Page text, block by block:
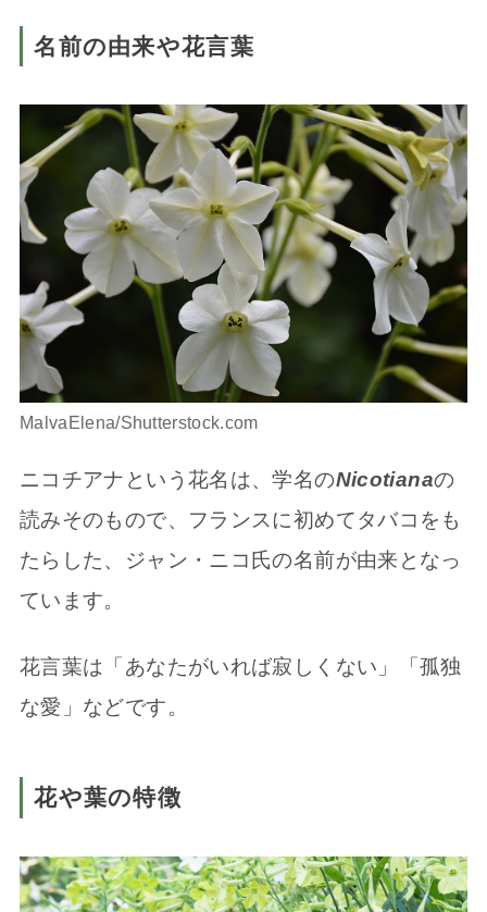
名前の由来や花言葉
MalvaElena/Shutterstock.com
ニコチアナという花名は、学名のNicotianaの
読みそのもので、フランスに初めてタバコをも
たらした、ジャン・ニコ氏の名前が由来となっ
ています。
花言葉は「あなたがいれば寂しくない」「孤独
な愛」などです。
花や葉の特徴